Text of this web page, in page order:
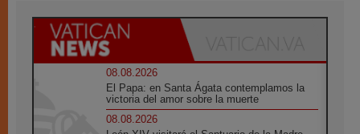
08.08.2026
El Papa: en Santa Ágata contemplamos la
victoria del amor sobre la muerte
08.08.2026